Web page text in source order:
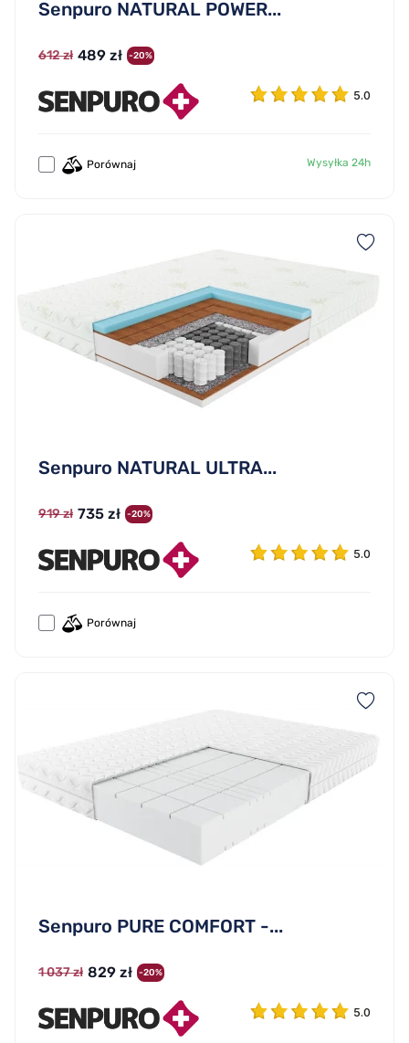
Senpuro NATURAL POWER...
612 zł 489 zł -20%
5.0
Porównaj Wysyłka 24h
Senpuro NATURAL ULTRA...
919 zł 735 zł -20%
5.0
Porównaj
Senpuro PURE COMFORT -...
1 037 zł 829 zł -20%
5.0